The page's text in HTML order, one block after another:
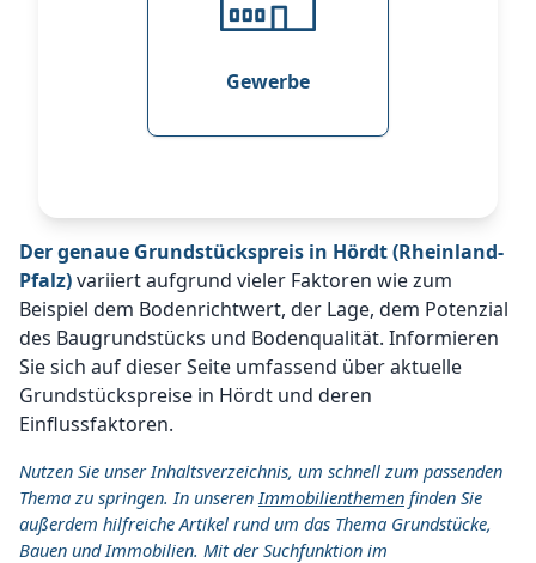
Gewerbe
Der genaue Grundstückspreis in Hördt (Rheinland-
Pfalz)variiert aufgrund vieler Faktoren wie zum
Beispiel dem Bodenrichtwert, der Lage, dem Potenzial
des Baugrundstücks und Bodenqualität. Informieren
Sie sich auf dieser Seite umfassend über aktuelle
Grundstückspreise in Hördt und deren
Einflussfaktoren.
Nutzen Sie unser Inhaltsverzeichnis, um schnell zum passenden
Thema zu springen. In unserenImmobilienthemen finden Sie
außerdem hilfreiche Artikel rund um das Thema Grundstücke,
Bauen und Immobilien. Mit der Suchfunktion im